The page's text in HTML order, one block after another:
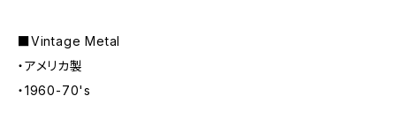
■Vintage Metal
・アメリカ製
・1960-70's